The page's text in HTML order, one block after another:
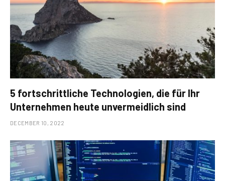
5 fortschrittliche Technologien, die für Ihr
Unternehmen heute unvermeidlich sind
DECEMBER 10, 2022